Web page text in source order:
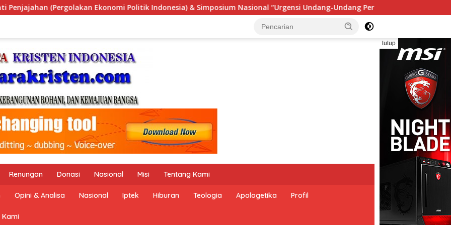
Simposium Nasional “Urgensi Undang-Undang Perekonomian Nasional dan Kesejahteraan Sosial dalam Menata Bangsa
tutup
Renungan Donasi Nasional Misi Tentang Kami
Opini & Analisa Nasional Iptek Hiburan Teologia Apologetika Profil
Kami